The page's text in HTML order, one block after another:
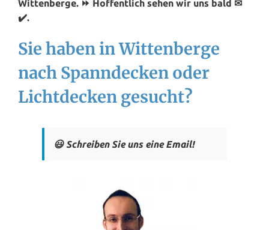
Wittenberge. ⏩ Hoffentlich sehen wir uns bald ✉
✔️.
Sie haben in Wittenberge
nach Spanndecken oder
Lichtdecken gesucht?
😃 Schreiben Sie uns eine Email!